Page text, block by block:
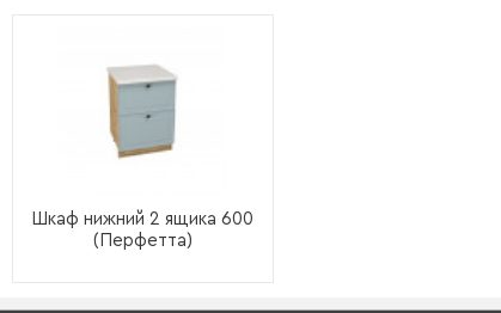
Шкаф нижний 2 ящика 600
(Перфетта)